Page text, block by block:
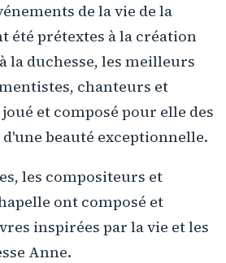
de la vie de la
été prétextes à la création
la duchesse, les meilleurs
chanteurs et
et composé pour elle des
beauté exceptionnelle.
les compositeurs et
ont composé et
inspirées par la vie et les
Anne.